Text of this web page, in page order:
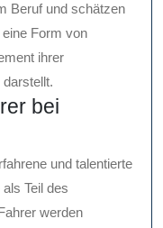
Beruf und schätzen
Form von
ihrer
bei
und talentierte
Teil des
werden